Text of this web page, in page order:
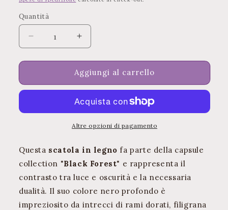
Quantità
Quantità
Diminuisci
quantità
per
per
Forest
Aumenta
quantità
per
Scatola
per
Black
Forest
Aggiungi al carrello
Altre opzioni di pagamento
Questa scatola in legno fa parte della capsule
collection "Black Forest" e rappresenta il
contrasto tra luce e oscurità e la necessaria
dualità. Il suo colore nero profondo è
impreziosito da intrecci di rami dorati, filigrana